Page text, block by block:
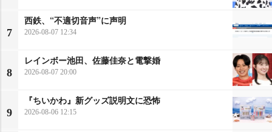
7
西鉄、“不適切音声”に声明
2026-08-07 12:34
8
レインボー池田、佐藤佳奈と電撃婚
2026-08-07 20:00
9
『ちいかわ』新グッズ説明文に恐怖
2026-08-06 12:15